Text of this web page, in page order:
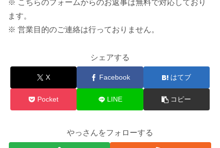
※ こちらのフォームからのお返事は無料で対応しており
ます。
※ 営業目的のご連絡は行っておりません。
シェアする
X Facebook はてブ
Pocket LINE コピー
やっさんをフォローする